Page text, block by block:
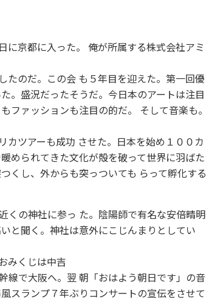
京都に入った。 俺が所属する株式会社アミ
たのだ。この会 も５年目を迎えた。第一回優
。盛況だったそうだ。今日本のアートは注目
ファッションも注目の的だ。 そして音楽も。
カツアーも成功 させた。日本を始め１００カ
められてきた文化が殻を破って世界に羽ばた
くし、外からも突っついても らって孵化する
の神社に参っ た。陰陽師で有名な安倍晴明
と聞く。神社は意外にこじんまりとしてい
みくじは中吉
線で大阪へ。翌 朝「おはよう朝日です」の音
スランプ７年ぶりコンサートの宣伝をさせて